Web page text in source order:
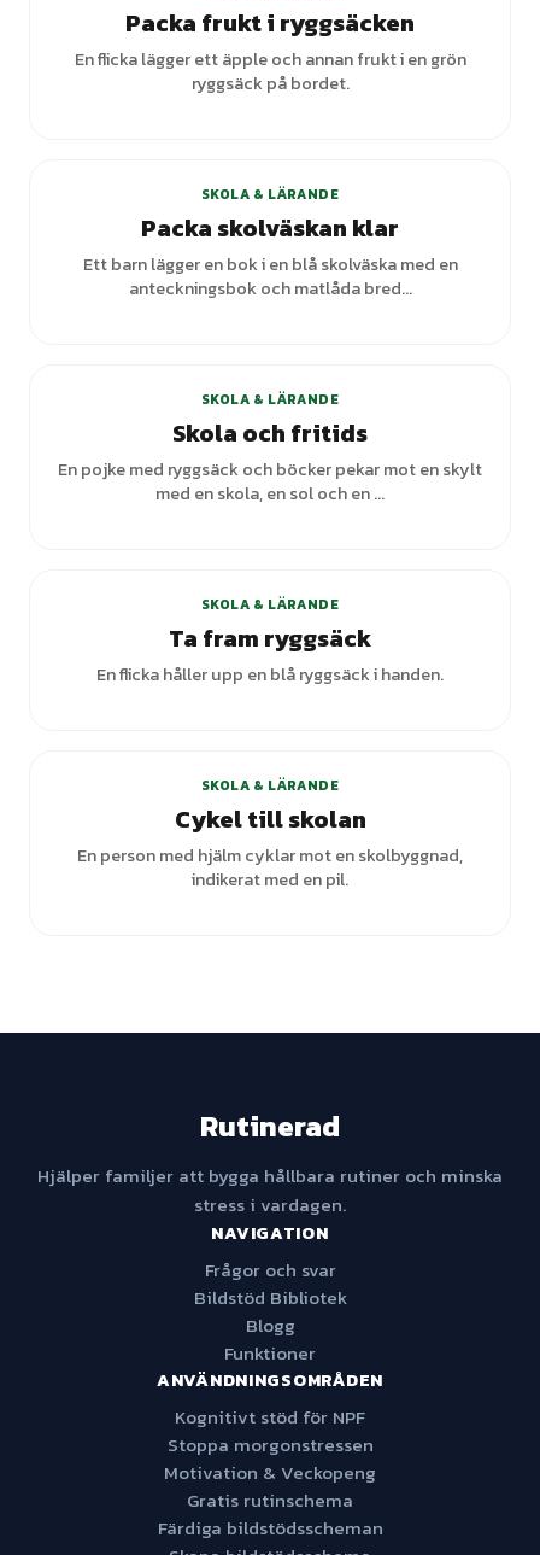
Packa frukt i ryggsäcken
En flicka lägger ett äpple och annan frukt i en grön
ryggsäck på bordet.
SKOLA & LÄRANDE
Packa skolväskan klar
Ett barn lägger en bok i en blå skolväska med en
anteckningsbok och matlåda bred...
SKOLA & LÄRANDE
Skola och fritids
En pojke med ryggsäck och böcker pekar mot en skylt
med en skola, en sol och en ...
SKOLA & LÄRANDE
Ta fram ryggsäck
En flicka håller upp en blå ryggsäck i handen.
SKOLA & LÄRANDE
Cykel till skolan
En person med hjälm cyklar mot en skolbyggnad,
indikerat med en pil.
Rutinerad
Hjälper familjer att bygga hållbara rutiner och minska
stress i vardagen.
NAVIGATION
Frågor och svar
Bildstöd Bibliotek
Blogg
Funktioner
ANVÄNDNINGSOMRÅDEN
Kognitivt stöd för NPF
Stoppa morgonstressen
Motivation & Veckopeng
Gratis rutinschema
Färdiga bildstödsscheman